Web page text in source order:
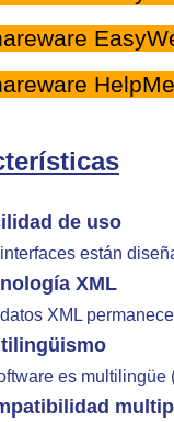
de uso
están
XML
XML
es